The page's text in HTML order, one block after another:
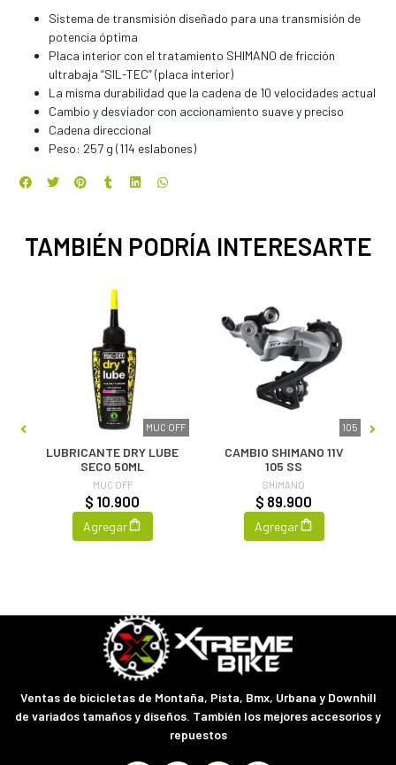
Sistema de transmisión diseñado para una transmisión de
potencia óptima
Placa interior con el tratamiento SHIMANO de fricción
ultrabaja “SIL-TEC” (placa interior)
La misma durabilidad que la cadena de 10 velocidades actual
Cambio y desviador con accionamiento suave y preciso
Cadena direccional
Peso: 257 g (114 eslabones)
TAMBIÉN PODRÍA INTERESARTE
MUC OFF
LUBRICANTE DRY LUBE
SECO 50ML
MUC OFF
$ 10.900
Agregar
105
CAMBIO SHIMANO 11V
105 SS
SHIMANO
$ 89.900
Agregar
Ventas de bicicletas de Montaña, Pista, Bmx, Urbana y Downhill
de variados tamaños y diseños. También los mejores accesorios y
repuestos